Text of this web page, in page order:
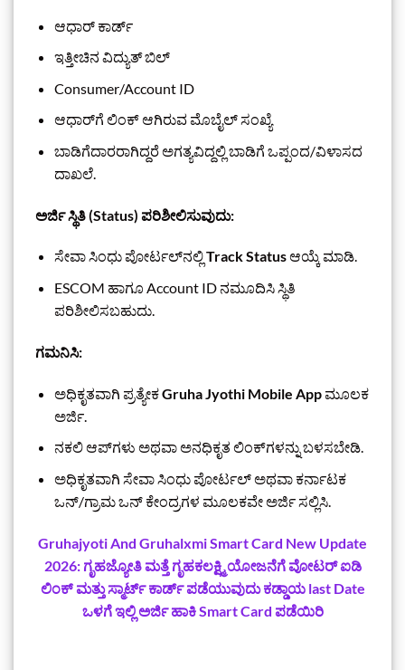
ಆಧಾರ್ ಕಾರ್ಡ್
ಇತ್ತೀಚಿನ ವಿದ್ಯುತ್ ಬಿಲ್
Consumer/Account ID
ಆಧಾರ್‌ಗೆ ಲಿಂಕ್ ಆಗಿರುವ ಮೊಬೈಲ್ ಸಂಖ್ಯೆ
ಬಾಡಿಗೆದಾರರಾಗಿದ್ದರೆ ಅಗತ್ಯವಿದ್ದಲ್ಲಿ ಬಾಡಿಗೆ ಒಪ್ಪಂದ/ವಿಳಾಸದ
ದಾಖಲೆ.
ಅರ್ಜಿ ಸ್ಥಿತಿ (Status) ಪರಿಶೀಲಿಸುವುದು:
ಸೇವಾ ಸಿಂಧು ಪೋರ್ಟಲ್‌ನಲ್ಲಿTrack Statusಆಯ್ಕೆ ಮಾಡಿ.
ESCOM ಹಾಗೂ Account ID ನಮೂದಿಸಿ ಸ್ಥಿತಿ
ಪರಿಶೀಲಿಸಬಹುದು.
ಗಮನಿಸಿ:
ಅಧಿಕೃತವಾಗಿ ಪ್ರತ್ಯೇಕGruha Jyothi Mobile Appಮೂಲಕ
ಅರ್ಜಿ.
ನಕಲಿ ಆಪ್‌ಗಳು ಅಥವಾ ಅನಧಿಕೃತ ಲಿಂಕ್‌ಗಳನ್ನು ಬಳಸಬೇಡಿ.
ಅಧಿಕೃತವಾಗಿ ಸೇವಾ ಸಿಂಧು ಪೋರ್ಟಲ್ ಅಥವಾ ಕರ್ನಾಟಕ
ಒನ್/ಗ್ರಾಮ ಒನ್ ಕೇಂದ್ರಗಳ ಮೂಲಕವೇ ಅರ್ಜಿ ಸಲ್ಲಿಸಿ.
Gruhajyoti And Gruhalxmi Smart Card New Update
2026: ಗೃಹಜ್ಯೋತಿ ಮತ್ತೆ ಗೃಹಕಲಕ್ಷ್ಮಿ ಯೋಜನೆಗೆ ವೋಟರ್ ಐಡಿ
ಲಿಂಕ್ ಮತ್ತು ಸ್ಮಾರ್ಟ್ ಕಾರ್ಡ್ ಪಡೆಯುವುದು ಕಡ್ಡಾಯ last Date
ಒಳಗೆ ಇಲ್ಲಿ ಅರ್ಜಿ ಹಾಕಿ Smart Card ಪಡೆಯಿರಿ